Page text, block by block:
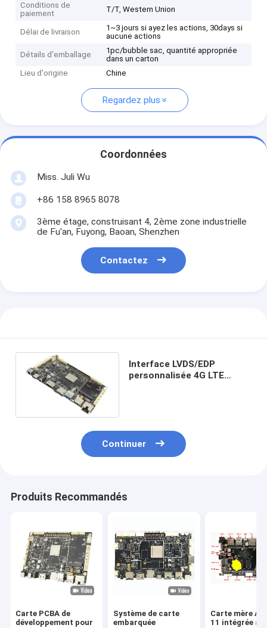
Conditions de
paiement
T/T, Western Union
Délai de livraison
1~3 jours si ayez les actions, 30days si
aucune actions
Détails d'emballage
1pc/bubble sac, quantité appropriée
dans un carton
Lieu d'origine
Chine
Regardez plus
Coordonnées
Miss. Juli Wu
+86 158 8965 8078
3ème étage, construisant 4, 2ème zone industrielle
de Fu'an, Fuyong, Baoan, Shenzhen
Contactez
Interface LVDS/EDP
personnalisée 4G LTE
Continuer
Produits Recommandés
Carte PCBA de
développement pour
Système de carte
embarquée
Carte mère
11 intégrée